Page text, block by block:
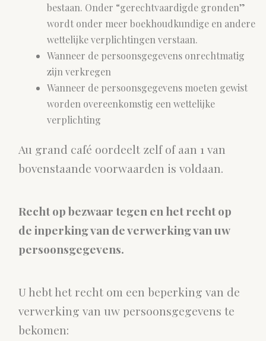
bestaan. Onder “gerechtvaardigde gronden”
wordt onder meer boekhoudkundige en andere
wettelijke verplichtingen verstaan.
Wanneer de persoonsgegevens onrechtmatig
zijn verkregen
Wanneer de persoonsgegevens moeten gewist
worden overeenkomstig een wettelijke
verplichting
Au grand café oordeelt zelf of aan 1 van
bovenstaande voorwaarden is voldaan.
Recht op bezwaar tegen en het recht op
de inperking van de verwerking van uw
persoonsgegevens.
U hebt het recht om een beperking van de
verwerking van uw persoonsgegevens te
bekomen: